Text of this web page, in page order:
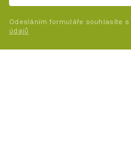
Odesláním formuláře souhlasíte s
údajů